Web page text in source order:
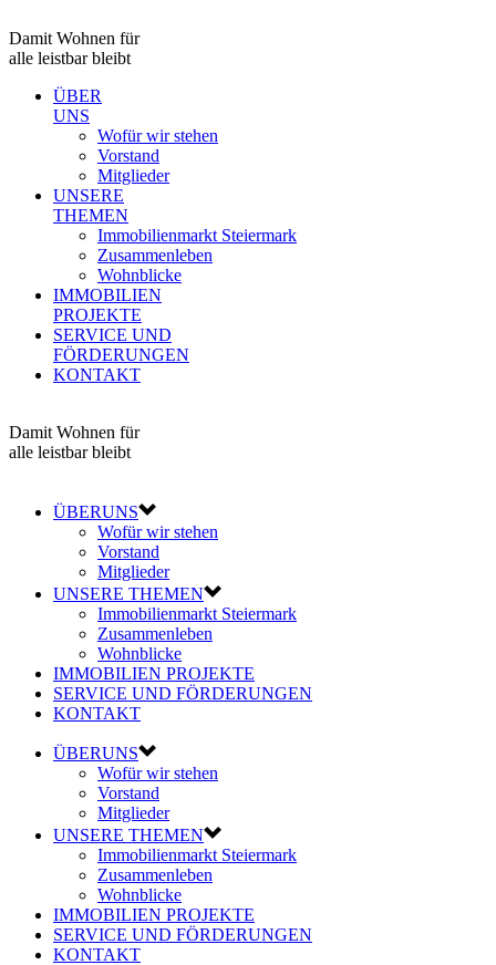
Damit Wohnen für
alle leistbar bleibt
ÜBER
UNS
Wofür wir stehen
Vorstand
Mitglieder
UNSERE
THEMEN
Immobilienmarkt Steiermark
Zusammenleben
Wohnblicke
IMMOBILIEN
PROJEKTE
SERVICE UND
FÖRDERUNGEN
KONTAKT
Damit Wohnen für
alle leistbar bleibt
ÜBERUNS
Wofür wir stehen
Vorstand
Mitglieder
UNSERE THEMEN
Immobilienmarkt Steiermark
Zusammenleben
Wohnblicke
IMMOBILIEN PROJEKTE
SERVICE UND FÖRDERUNGEN
KONTAKT
ÜBERUNS
Wofür wir stehen
Vorstand
Mitglieder
UNSERE THEMEN
Immobilienmarkt Steiermark
Zusammenleben
Wohnblicke
IMMOBILIEN PROJEKTE
SERVICE UND FÖRDERUNGEN
KONTAKT